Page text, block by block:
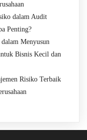
dalam Audit
Penting?
Menyusun
Bisnis Kecil dan
Risiko Terbaik